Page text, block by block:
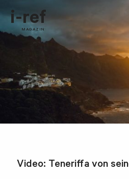
i-ref
MAGAZIN
Video: Teneriffa von